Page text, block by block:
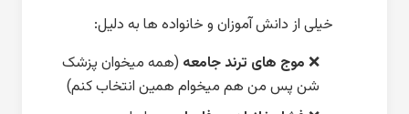
خیلی از دانش آموزان و خانواده ها به دلیل:
❌ موج های ترند جامعه (همه میخوان پزشک
شن پس من هم میخوام همین انتخاب کنم)